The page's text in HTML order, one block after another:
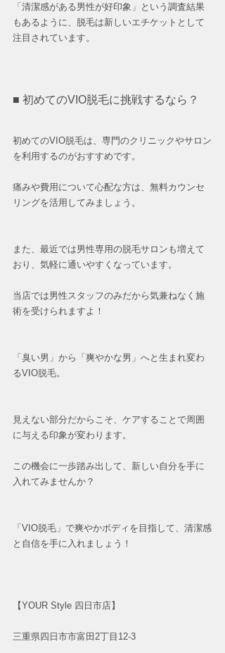
「清潔感がある男性が好印象」という調査結果
もあるように、脱毛は新しいエチケットとして
注目されています。
■ 初めてのVIO脱毛に挑戦するなら？
初めてのVIO脱毛は、専門のクリニックやサロン
を利用するのがおすすめです。
痛みや費用について心配な方は、無料カウンセ
リングを活用してみましょう。
また、最近では男性専用の脱毛サロンも増えて
おり、気軽に通いやすくなっています。
当店では男性スタッフのみだから気兼ねなく施
術を受けられますよ！
「臭い男」から「爽やかな男」へと生まれ変わ
るVIO脱毛。
見えない部分だからこそ、ケアすることで周囲
に与える印象が変わります。
この機会に一歩踏み出して、新しい自分を手に
入れてみませんか？
「VIO脱毛」で爽やかボディを目指して、清潔感
と自信を手に入れましょう！
【YOUR Style 四日市店】
三重県四日市市富田2丁目12-3